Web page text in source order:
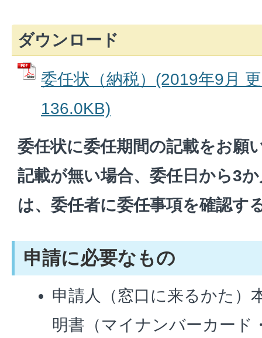
ダウンロード
委任状（納税）(2019年9月
136.0KB)
委任状に委任期間の記載をお願
記載が無い場合、委任日から3
は、委任者に委任事項を確認す
申請に必要なもの
申請人（窓口に来るかた）
明書（マイナンバーカード